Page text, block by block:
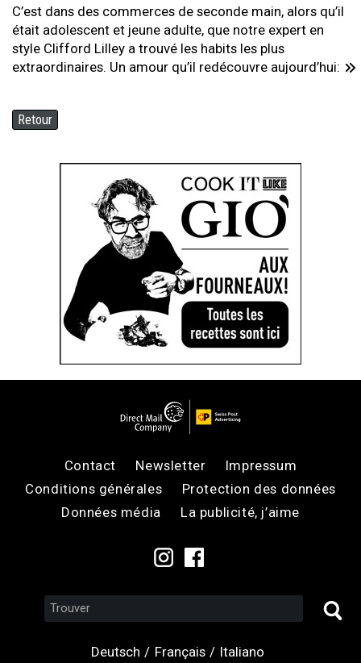
C’est dans des commerces de seconde main, alors qu’il
était adolescent et jeune adulte, que notre expert en
style Clifford Lilley a trouvé les habits les plus
extraordinaires. Un amour qu’il redécouvre aujourd’hui:
Retour
Contact Newsletter
Impressum
Conditions générales
Protection des données
Données média
La publicité, j’aime
Deutsch Français Italiano